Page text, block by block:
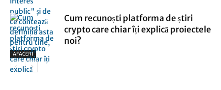
AFACERI
Cum recunoști platforma de știri
crypto care chiar îți explică proiectele
noi?